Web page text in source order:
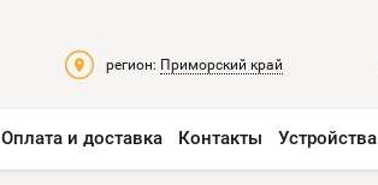
регион: Приморский край
Оплата и доставка Контакты Устройства